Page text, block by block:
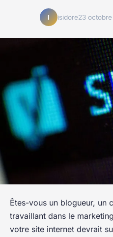
I isidore23
Êtes-vous un blogueur, un
travaillant dans le
votre site internet devrait